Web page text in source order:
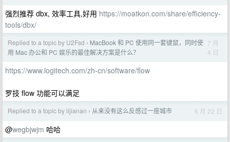
强烈推荐 dbx, 效率工具,好用 https://moatkon.com/share/efficiency-
tools/dbx/
Replied to a topic by U2Fsd › MacBook 和 PC 使用同一套键鼠，同时使
用 Mac 办公和 PC 娱乐的最佳解决方案是什么？
7 月
4 日
https://www.logitech.com/zh-cn/software/flow
罗技 flow 功能可以满足
Replied to a topic by lijianan › 从来没有这么反感过一座城市 6 月 22 日
@wegbjwjm 哈哈